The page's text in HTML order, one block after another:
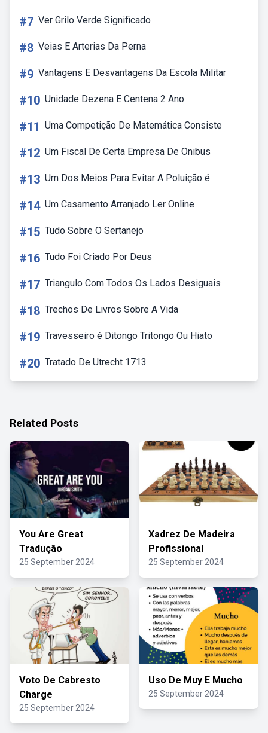
#7 Ver Grilo Verde Significado
#8 Veias E Arterias Da Perna
#9 Vantagens E Desvantagens Da Escola Militar
#10 Unidade Dezena E Centena 2 Ano
#11 Uma Competição De Matemática Consiste
#12 Um Fiscal De Certa Empresa De Onibus
#13 Um Dos Meios Para Evitar A Poluição é
#14 Um Casamento Arranjado Ler Online
#15 Tudo Sobre O Sertanejo
#16 Tudo Foi Criado Por Deus
#17 Triangulo Com Todos Os Lados Desiguais
#18 Trechos De Livros Sobre A Vida
#19 Travesseiro é Ditongo Tritongo Ou Hiato
#20 Tratado De Utrecht 1713
Related Posts
You Are Great
Tradução
25 September 2024
Xadrez De Madeira
Profissional
25 September 2024
Voto De Cabresto
Charge
25 September 2024
Uso De Muy E Mucho
25 September 2024